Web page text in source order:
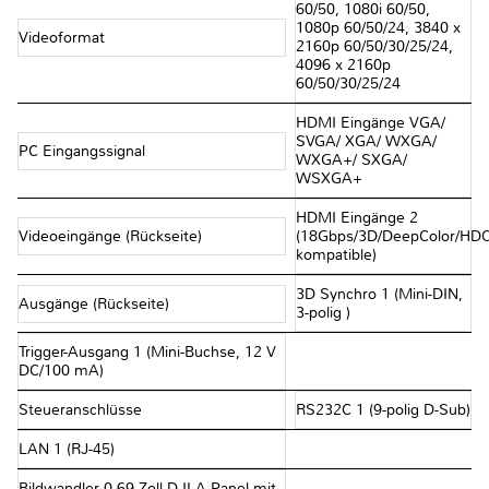
Videoformat
60/50, 1080i 60/50,
1080p 60/50/24, 3840 x
2160p 60/50/30/25/24,
4096 x 2160p
60/50/30/25/24
PC Eingangssignal
HDMI Eingänge VGA/
SVGA/ XGA/ WXGA/
WXGA+/ SXGA/
WSXGA+
Videoeingänge (Rückseite)
HDMI Eingänge 2
(18Gbps/3D/DeepColor/
kompatible)
Ausgänge (Rückseite)
3D Synchro 1 (Mini-DIN,
3-polig )
Trigger-Ausgang 1 (Mini-Buchse, 12 V
DC/100 mA)
Steueranschlüsse RS232C 1 (9-polig D-Sub)
LAN 1 (RJ-45)